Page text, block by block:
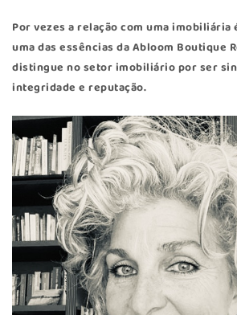
Por vezes a relação com uma imobiliária
uma das essências da Abloom Boutique
distingue no setor imobiliário por ser
integridade e reputação.